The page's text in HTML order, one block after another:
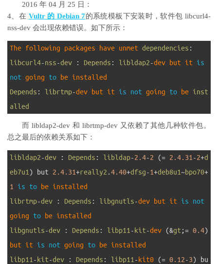
2016 年 04 月 25 日：
4、在 Vultr 的 Debian 7的系统模板下安装时，软件包 libcurl4-
nss-dev 会出现依赖错误。如下所示：
The following packages have unmet dependencies :
libcurl4-nss-dev : Depends : libldap2-dev but it is
not going to be installed
Depends : librtmp-dev but it is not going to be inst
alled
而 libldap2-dev 和 librtmp-dev 又依赖了其他几种软件包。
总之最后的依赖关系如下：
libldap2-dev : Depends : libldap-2.4-2 (= 2.4.31 -2+d
eb7u1 ) but 2.4.31+really2 .4.40+dfsg-1+deb8u1~bpo70+
1
is to be installed
librtmp-dev : Depends : libgnutls-dev but it is
not
going to be installed
libgnutls-dev : Depends : libp11 - kit-dev (&gt ;= 0.4)
but it is not going to be installed
libp11 - kit-dev : Depends : libp11 - kit0 (= 0.12-3)
bu